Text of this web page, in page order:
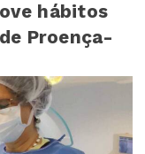
hábitos
Proença-